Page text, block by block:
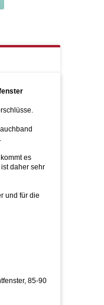
es
daher sehr
und für die
85-90